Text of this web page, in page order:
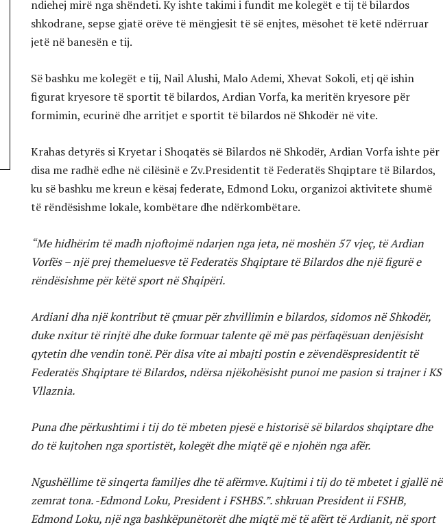
ndiehej mirë nga shëndeti. Ky ishte takimi i fundit me kolegët e tij të bilardos
shkodrane, sepse gjatë orëve të mëngjesit të së enjtes, mësohet të ketë ndërruar
jetë në banesën e tij.
Së bashku me kolegët e tij, Nail Alushi, Malo Ademi, Xhevat Sokoli, etj që ishin
figurat kryesore të sportit të bilardos, Ardian Vorfa, ka meritën kryesore për
formimin, ecurinë dhe arritjet e sportit të bilardos në Shkodër në vite.
Krahas detyrës si Kryetar i Shoqatës së Bilardos në Shkodër, Ardian Vorfa ishte për
disa me radhë edhe në cilësinë e Zv.Presidentit të Federatës Shqiptare të Bilardos,
ku së bashku me kreun e kësaj federate, Edmond Loku, organizoi aktivitete shumë
të rëndësishme lokale, kombëtare dhe ndërkombëtare.
“Me hidhërim të madh njoftojmë ndarjen nga jeta, në moshën 57 vjeç, të Ardian
Vorfës – një prej themeluesve të Federatës Shqiptare të Bilardos dhe një figurë e
rëndësishme për këtë sport në Shqipëri.
Ardiani dha një kontribut të çmuar për zhvillimin e bilardos, sidomos në Shkodër,
duke nxitur të rinjtë dhe duke formuar talente që më pas përfaqësuan denjësisht
qytetin dhe vendin tonë. Për disa vite ai mbajti postin e zëvendëspresidentit të
Federatës Shqiptare të Bilardos, ndërsa njëkohësisht punoi me pasion si trajner i KS
Vllaznia.
Puna dhe përkushtimi i tij do të mbeten pjesë e historisë së bilardos shqiptare dhe
do të kujtohen nga sportistët, kolegët dhe miqtë që e njohën nga afër.
Ngushëllime të sinqerta familjes dhe të afërmve. Kujtimi i tij do të mbetet i gjallë në
zemrat tona.-Edmond Loku, President i FSHBS.”. shkruan President ii FSHB,
Edmond Loku, një nga bashkëpunëtorët dhe miqtë më të afërt të Ardianit, në sport